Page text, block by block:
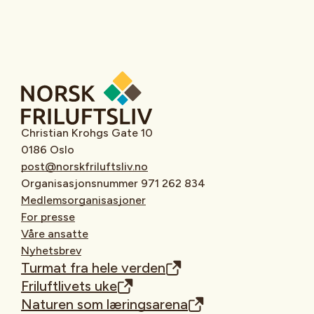
Christian Krohgs Gate 10
0186 Oslo
post@norskfriluftsliv.no
Organisasjonsnummer 971 262 834
Medlemsorganisasjoner
For presse
Våre ansatte
Nyhetsbrev
Turmat fra hele verden
Friluftlivets uke
Naturen som læringsarena